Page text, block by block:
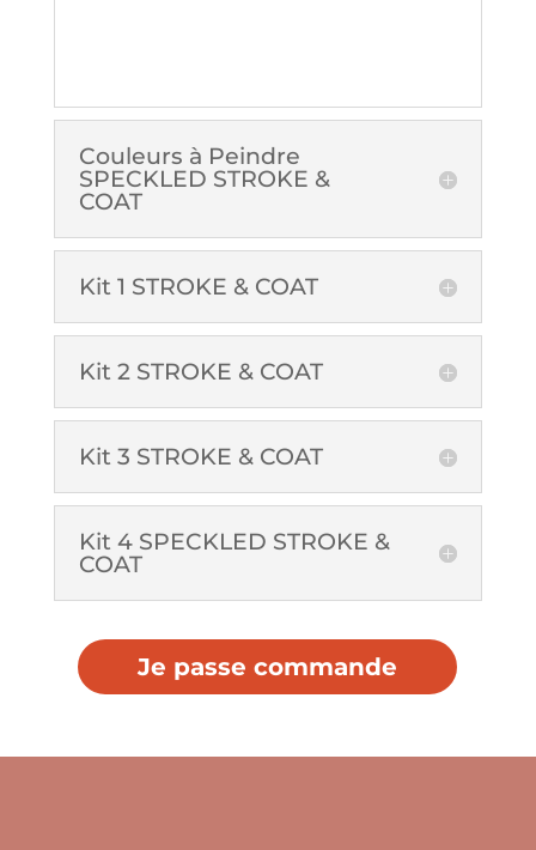
Couleurs à Peindre
SPECKLED STROKE &
COAT
Kit 1 STROKE & COAT
Kit 2 STROKE & COAT
Kit 3 STROKE & COAT
Kit 4 SPECKLED STROKE &
COAT
Je passe commande